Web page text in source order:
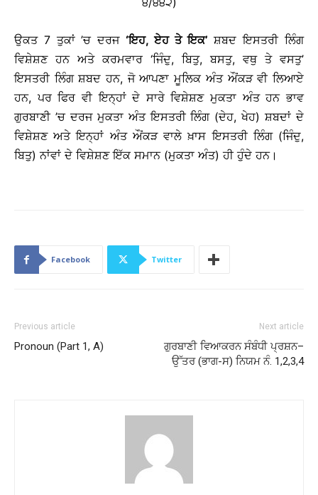
ਉਕਤ 7 ਤੁਕਾਂ ’ਚ ਦਰਜ‘ਇਹ, ਏਹ ਤੇ ਇਕ’ ਸ਼ਬਦ ਇਸਤਰੀ ਲਿੰਗ
ਵਿਸ਼ੇਸ਼ਣ ਹਨ ਅਤੇ ਕਰਮਵਾਰ ‘ਜਿੰਦੁ, ਬਿਤੁ, ਬਸਤੁ, ਵਥੁ ਤੇ ਵਸਤੁ’
ਇਸਤਰੀ ਲਿੰਗ ਸ਼ਬਦ ਹਨ, ਜੋ ਆਪਣਾ ਮੂਲਿਕ ਅੰਤ ਔਂਕੜ ਵੀ ਲਿਆਏ
ਹਨ, ਪਰ ਫਿਰ ਵੀ ਇਨ੍ਹਾਂ ਦੇ ਸਾਰੇ ਵਿਸ਼ੇਸ਼ਣ ਮੁਕਤਾ ਅੰਤ ਹਨ ਭਾਵ
ਗੁਰਬਾਣੀ ’ਚ ਦਰਜ ਮੁਕਤਾ ਅੰਤ ਇਸਤਰੀ ਲਿੰਗ (ਦੇਹ, ਖੇਹ) ਸ਼ਬਦਾਂ ਦੇ
ਵਿਸ਼ੇਸ਼ਣ ਅਤੇ ਇਨ੍ਹਾਂ ਅੰਤ ਔਂਕੜ ਵਾਲੇ ਖ਼ਾਸ ਇਸਤਰੀ ਲਿੰਗ (ਜਿੰਦੁ,
ਬਿਤੁ) ਨਾਂਵਾਂ ਦੇ ਵਿਸ਼ੇਸ਼ਣ ਇੱਕ ਸਮਾਨ (ਮੁਕਤਾ ਅੰਤ) ਹੀ ਹੁੰਦੇ ਹਨ।
Facebook Twitter
Previous article
Pronoun (Part 1, A)
Next article
ਗੁਰਬਾਣੀ ਵਿਆਕਰਨ ਸੰਬੰਧੀ ਪ੍ਰਸ਼ਨ–
ਉੱਤਰ (ਭਾਗ-ਸ) ਨਿਯਮ ਨੰ. 1,2,3,4